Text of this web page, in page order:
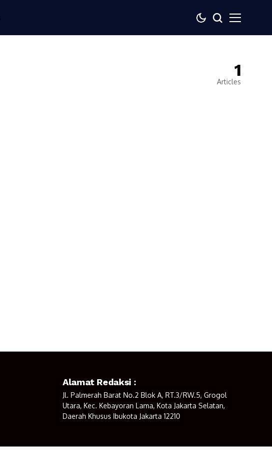
1
Articles
Alamat Redaksi :
Jl. Palmerah Barat No.2 Blok A, RT.3/RW.5, Grogol
Utara, Kec. Kebayoran Lama, Kota Jakarta Selatan,
Daerah Khusus Ibukota Jakarta 12210